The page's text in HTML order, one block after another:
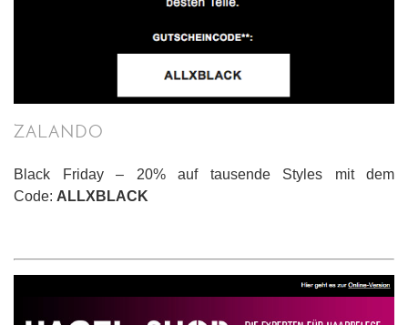
ZALANDO
Black Friday – 20% auf tausende Styles mit dem
Code: ALLXBLACK